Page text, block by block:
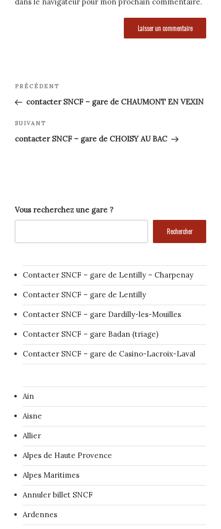
dans le navigateur pour mon prochain commentaire.
Navigation
de
l’article
Article
précédent
PRÉCÉDENT
contacter SNCF – gare de CHAUMONT EN VEXIN
Article
suivant
SUIVANT
contacter SNCF – gare de CHOISY AU BAC
Vous recherchez une gare ?
Rechercher
Contacter SNCF – gare de Lentilly – Charpenay
Contacter SNCF – gare de Lentilly
Contacter SNCF – gare Dardilly-les-Mouilles
Contacter SNCF – gare Badan (triage)
Contacter SNCF – gare de Casino-Lacroix-Laval
Ain
Aisne
Allier
Alpes de Haute Provence
Alpes Maritimes
Annuler billet SNCF
Ardennes